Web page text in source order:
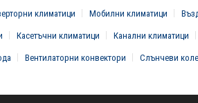
климатици Мобилни климатици
Касетъчни климатици Канални климатици
Вентилаторни конвектори Слънчеви